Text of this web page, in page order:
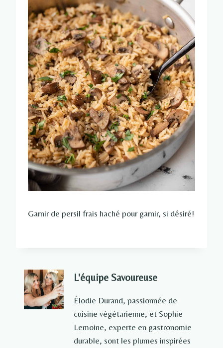
Garnir de persil frais haché pour garnir, si désiré!
L'équipe Savoureuse
Élodie Durand, passionnée de
cuisine végétarienne, et Sophie
Lemoine, experte en gastronomie
durable, sont les plumes inspirées